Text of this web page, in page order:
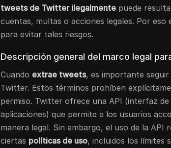
tweets de Twitter ilegalmente puede
cuentas, multas o acciones legales. Por eso
para evitar tales riesgos.
Descripción general del marco legal
Cuando extrae tweets, es importante seguir
Twitter. Estos términos prohíben
permiso. Twitter ofrece una API (interfaz
aplicaciones) que permite a los usuarios
manera legal. Sin embargo, el uso de la API
ciertas políticas de uso, incluidos los límites